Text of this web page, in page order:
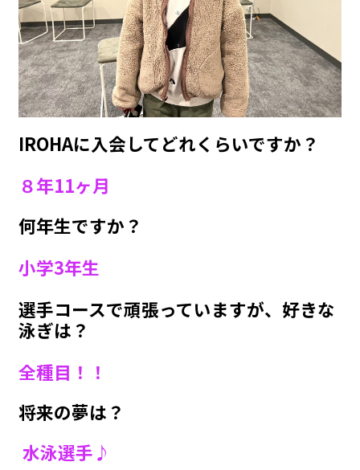
IROHAに入会してどれくらいですか？
８年11ヶ月
何年生ですか？
小学3年生
選手コースで頑張っていますが、好きな
泳ぎは？
全種目！！
将来の夢は？
水泳選手♪